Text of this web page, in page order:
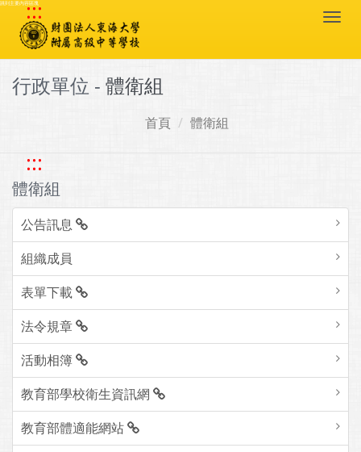
跳到主要內容區塊
:::
行政單位 - 體衛組
首頁 體衛組
:::
體衛組
公告訊息
組織成員
表單下載
法令規章
活動相簿
教育部學校衛生資訊網
教育部體適能網站